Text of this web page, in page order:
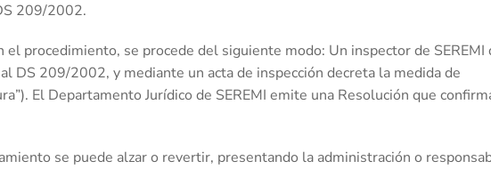
209/2002.
procedimiento, se procede del siguiente modo: Un inspector de SEREMI
DS 209/2002, y mediante un acta de inspección decreta la medida de
El Departamento Jurídico de SEREMI emite una Resolución que
se puede alzar o revertir, presentando la administración o